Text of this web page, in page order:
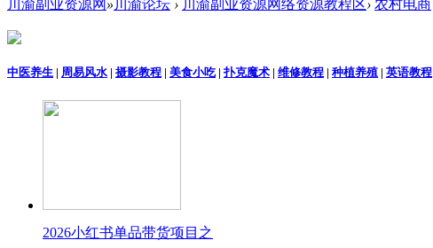
川渝副业资源网 » 川渝论坛 › 川渝副业资源网络资源教程区› 农村电商
中医养生 | 周易风水 | 摄影教程 | 美食小吃| 扑克魔术 | 维修教程 | 种植养殖 | 英语教程
2026小红书单品带货项目之